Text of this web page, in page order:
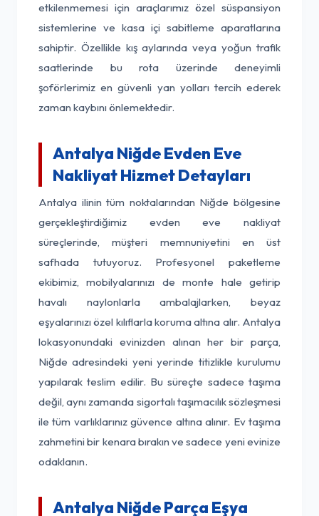
etkilenmemesi için araçlarımız özel süspansiyon
sistemlerine ve kasa içi sabitleme aparatlarına
sahiptir. Özellikle kış aylarında veya yoğun trafik
saatlerinde bu rota üzerinde deneyimli
şoförlerimiz en güvenli yan yolları tercih ederek
zaman kaybını önlemektedir.
Antalya Niğde Evden Eve
Nakliyat Hizmet Detayları
Antalya ilinin tüm noktalarından Niğde bölgesine
gerçekleştirdiğimiz evden eve nakliyat
süreçlerinde, müşteri memnuniyetini en üst
safhada tutuyoruz. Profesyonel paketleme
ekibimiz, mobilyalarınızı de monte hale getirip
havalı naylonlarla ambalajlarken, beyaz
eşyalarınızı özel kılıflarla koruma altına alır. Antalya
lokasyonundaki evinizden alınan her bir parça,
Niğde adresindeki yeni yerinde titizlikle kurulumu
yapılarak teslim edilir. Bu süreçte sadece taşıma
değil, aynı zamanda sigortalı taşımacılık sözleşmesi
ile tüm varlıklarınız güvence altına alınır. Ev taşıma
zahmetini bir kenara bırakın ve sadece yeni evinize
odaklanın.
Antalya Niğde Parça Eşya